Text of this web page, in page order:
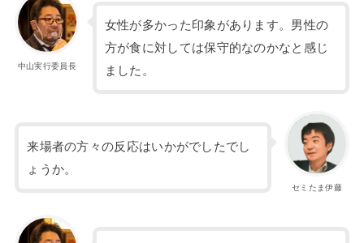
中山実行委員長
女性が多かった印象があります。男性の
方が食に対しては保守的なのかなと感じ
ました。
セミたま伊藤
来場者の方々の反応はいかがでしたでし
ょうか。